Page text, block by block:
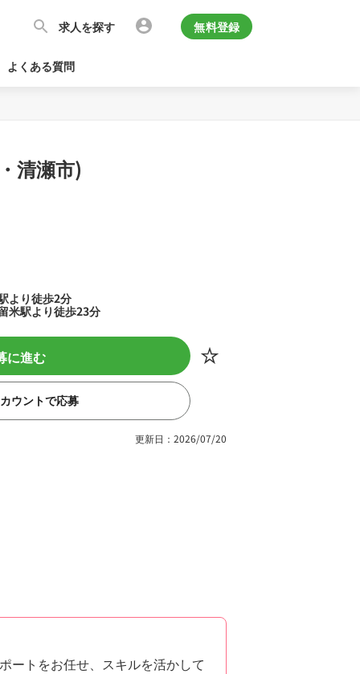
求人を探す 無料登録
よくある質問
清瀬市)
より徒歩2分
米駅より徒歩23分
に進む
ウントで応募
更新日：2026/07/20
ートをお任せ、スキルを活かして